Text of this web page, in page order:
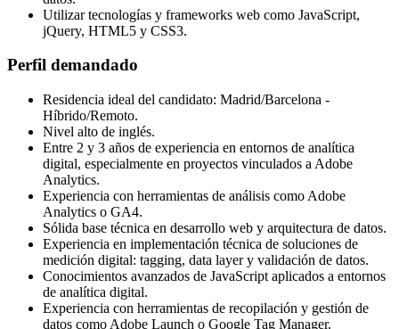
Utilizar tecnologías y frameworks web como JavaScript,
jQuery, HTML5 y CSS3.
Perfil demandado
Residencia ideal del candidato: Madrid/Barcelona -
Híbrido/Remoto.
Nivel alto de inglés.
Entre 2 y 3 años de experiencia en entornos de analítica
digital, especialmente en proyectos vinculados a Adobe
Analytics.
Experiencia con herramientas de análisis como Adobe
Analytics o GA4.
Sólida base técnica en desarrollo web y arquitectura de datos.
Experiencia en implementación técnica de soluciones de
medición digital: tagging, data layer y validación de datos.
Conocimientos avanzados de JavaScript aplicados a entornos
de analítica digital.
Experiencia con herramientas de recopilación y gestión de
datos como Adobe Launch o Google Tag Manager.